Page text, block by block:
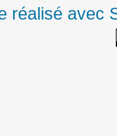
réalisé avec